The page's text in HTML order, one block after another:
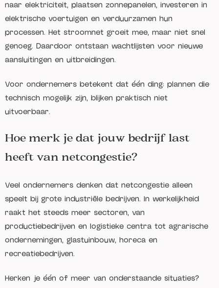
naar elektriciteit, plaatsen zonnepanelen, investeren in
elektrische voertuigen en verduurzamen hun
processen. Het stroomnet groeit mee, maar niet snel
genoeg. Daardoor ontstaan wachtlijsten voor nieuwe
aansluitingen en uitbreidingen.
Voor ondernemers betekent dat één ding: plannen die
technisch mogelijk zijn, blijken praktisch niet
uitvoerbaar.
Hoe merk je dat jouw bedrijf last
heeft van netcongestie?
Veel ondernemers denken dat netcongestie alleen
speelt bij grote industriële bedrijven. In werkelijkheid
raakt het steeds meer sectoren, van
productiebedrijven en logistieke centra tot agrarische
ondernemingen, glastuinbouw, horeca en
recreatiebedrijven.
Herken je één of meer van onderstaande situaties?